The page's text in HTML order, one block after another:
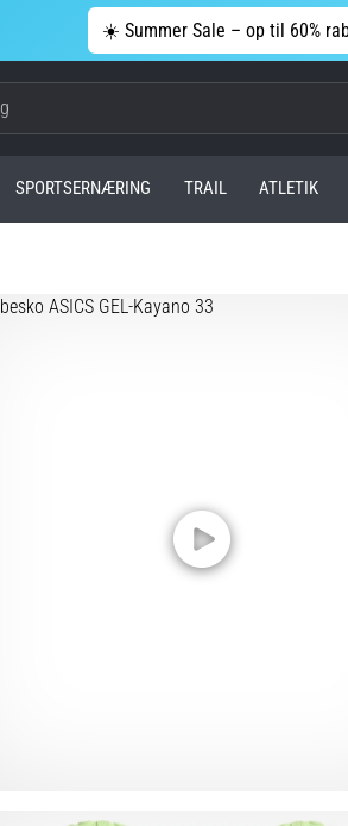
☀️ Summer Sale – op til 60%
SPORTSERNÆRING TRAIL ATLETIK